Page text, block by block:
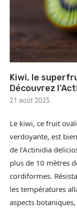
Kiwi, le
Découvrez
21 août 2025
Le kiwi, ce fruit
verdoyante, est
de l’Actinidia
plus de 10 mètres
cordiformes.
les températures
aspects